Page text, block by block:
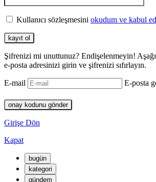
Kullanıcı sözleşmesini okudum ve kabul
kayıt ol
Şifrenizi mi unuttunuz? Endişelenmeyin!
e-posta adresinizi girin ve şifrenizi sıfırlayın.
E-mail E-posta
onay kodunu gönder
Girişe Dön
Kapat
bugün
kategori
gündem